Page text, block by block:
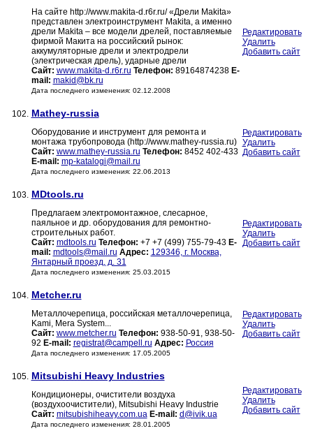
На сайте http://www.makita-d.r6r.ru/ «Дрели Makita»
представлен электроинструмент Makita, а именно
дрели Makita – все модели дрелей, поставляемые
фирмой Макита на российский рынок:
аккумуляторные дрели и электродрели
(электрическая дрель), ударные дрели
Сайт: www.makita-d.r6r.ru Телефон: 89164874238 E-
mail: makid@bk.ru
Дата последнего изменения: 02.12.2008
Редактировать
Удалить
Добавить сайт
102. Mathey-russia
Оборудование и инструмент для ремонта и
монтажа трубопровода (http://www.mathey-russia.ru)
Сайт: www.mathey-russia.ru Телефон: 8452 402-433
E-mail: mp-katalogi@mail.ru
Дата последнего изменения: 22.06.2013
Редактировать
Удалить
Добавить сайт
103. MDtools.ru
Предлагаем электромонтажное, слесарное,
паяльное и др. оборудования для ремонтно-
строительных работ.
Сайт: mdtools.ru Телефон: +7 +7 (499) 755-79-43 E-
mail: mdtools@mail.ru Адрес: 129346, г. Москва,
Янтарный проезд, д. 31
Дата последнего изменения: 25.03.2015
Редактировать
Удалить
Добавить сайт
104. Metcher.ru
Металлочерепица, российская металлочерепица,
Kami, Mera System...
Сайт: www.metcher.ru Телефон: 938-50-91, 938-50-
92 E-mail: registrat@campell.ru Адрес: Россия
Дата последнего изменения: 17.05.2005
Редактировать
Удалить
Добавить сайт
105. Mitsubishi Heavy Industries
Кондиционеры, очистители воздуха
(воздухоочистители), Mitsubishi Heavy Industrie
Сайт: mitsubishiheavy.com.ua E-mail: d@ivik.ua
Дата последнего изменения: 28.01.2005
Редактировать
Удалить
Добавить сайт